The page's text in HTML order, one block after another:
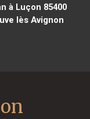
à Luçon 85400
lès Avignon